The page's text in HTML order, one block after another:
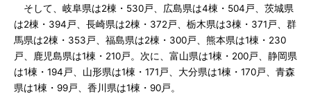
そして、岐阜県は2棟・530戸、広島県は4棟・504戸、茨城県
は2棟・394戸、長崎県は2棟・372戸、栃木県は3棟・371戸、群
馬県は2棟・353戸、福島県は2棟・300戸、熊本県は1棟・230
戸、鹿児島県は1棟・210戸。次に、富山県は1棟・200戸、静岡県
は1棟・194戸、山形県は1棟・171戸、大分県は1棟・170戸、青森
県は1棟・99戸、香川県は1棟・90戸。